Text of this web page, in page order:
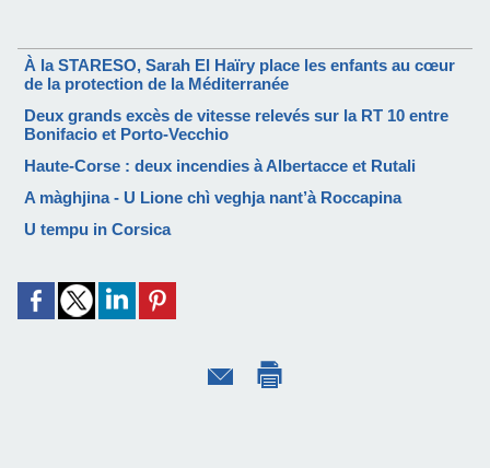
À la STARESO, Sarah El Haïry place les enfants au cœur
de la protection de la Méditerranée
Deux grands excès de vitesse relevés sur la RT 10 entre
Bonifacio et Porto-Vecchio
Haute-Corse : deux incendies à Albertacce et Rutali
A màghjina - U Lione chì veghja nant’à Roccapina
U tempu in Corsica